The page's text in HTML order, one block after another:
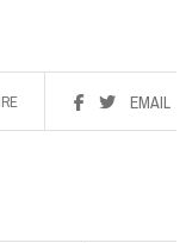
EMAIL